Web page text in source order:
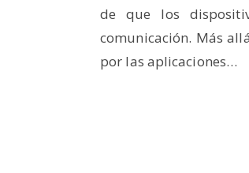
de que los
comunicación. Más
por las aplicaciones…